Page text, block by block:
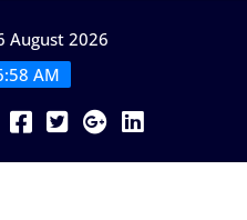
August 2026
AM